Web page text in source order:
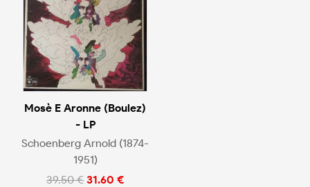
Mosè E Aronne (Boulez)
- LP
Schoenberg Arnold (1874-
1951)
39.50 € 31.60 €